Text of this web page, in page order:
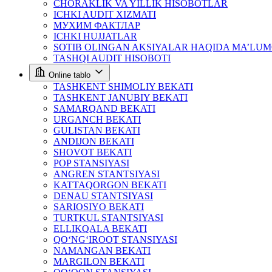
CHORAKLIK VA YILLIK HISOBOTLAR
ICHKI AUDIT XIZMATI
МУХИМ ФАКТЛАР
ICHKI HUJJATLAR
SOTIB OLINGAN AKSIYALAR HAQIDA
TASHQI AUDIT HISOBOTI
Online tablo
TASHKENT SHIMOLIY BEKATI
TASHKENT JANUBIY BEKATI
SAMARQAND BEKATI
URGANCH BEKATI
GULISTAN BEKATI
ANDIJON BEKATI
SHOVOT BEKATI
POP STANSIYASI
ANGREN STANTSIYASI
KATTAQORGON BEKATI
DENAU STANTSIYASI
SARIOSIYO BEKATI
TURTKUL STANTSIYASI
ELLIKQALA BEKATI
QO‘NG‘IROOT STANSIYASI
NAMANGAN BEKATI
MARGILON BEKATI